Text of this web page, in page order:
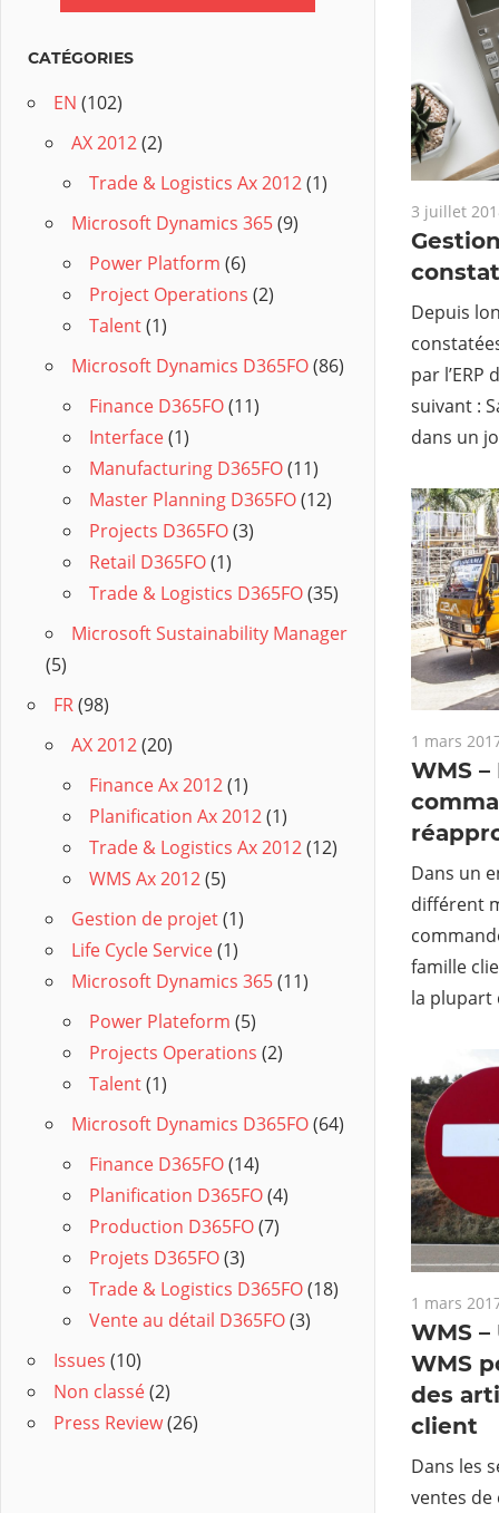
3 juillet
Depuis
par
suivant :
dans un
1 mars
WMS
Dans un
différent
famille
la plupart
1 mars
WMS
WMS
des
client
Dans les
ventes
CATÉGORIES
EN (102)
AX 2012(2)
Trade & Logistics Ax 2012(1)
Microsoft Dynamics 365(9)
Power Platform (6)
Project Operations (2)
Talent(1)
Microsoft Dynamics D365FO(86)
Finance D365FO(11)
Interface(1)
Manufacturing D365FO(11)
Master Planning D365FO(12)
Projects D365FO(3)
Retail D365FO(1)
Trade & Logistics D365FO(35)
Microsoft Sustainability Manager
(5)
FR(98)
AX 2012(20)
Finance Ax 2012(1)
Planification Ax 2012(1)
Trade & Logistics Ax 2012(12)
WMS Ax 2012(5)
Gestion de projet(1)
Life Cycle Service(1)
Microsoft Dynamics 365(11)
Power Plateform (5)
Projects Operations (2)
Talent(1)
Microsoft Dynamics D365FO(64)
Finance D365FO(14)
Planification D365FO(4)
Production D365FO(7)
Projets D365FO(3)
Trade & Logistics D365FO(18)
Vente au détail D365FO(3)
Issues (10)
Non classé(2)
Press Review(26)